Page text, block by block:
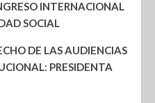
INTERNACIONAL
SOCIAL
DE LAS AUDIENCIAS
PRESIDENTA